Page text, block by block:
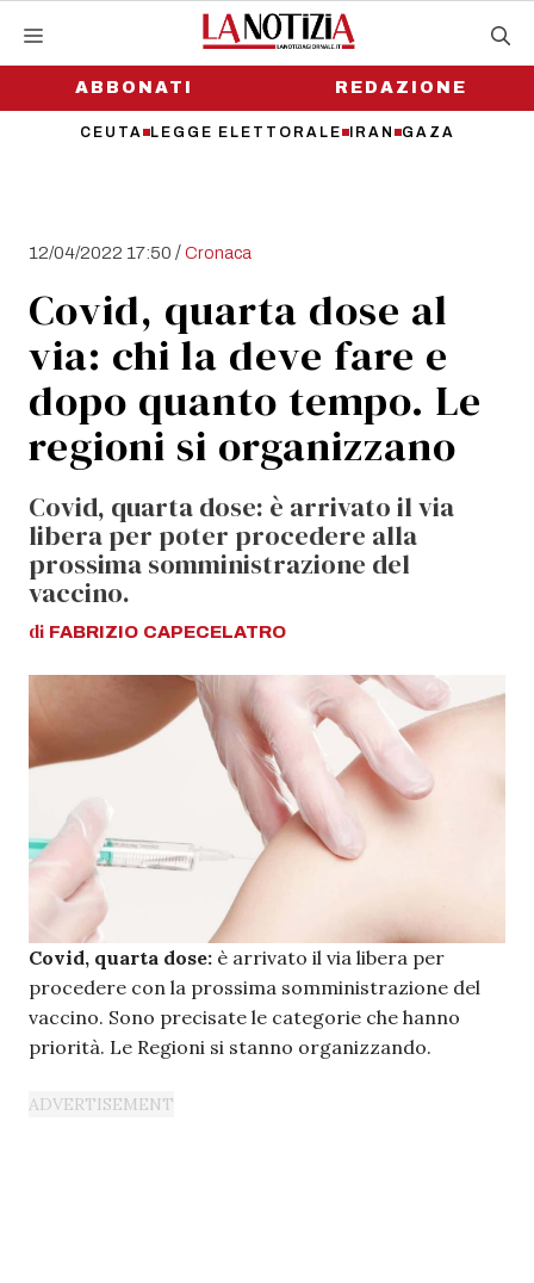
contenutoABBONATI
CEUTA LEGGE ELETTORALE IRAN GAZA
REDAZIONE
12/04/2022 17:50 /Cronaca
Covid, quarta dose al
via: chi la deve fare e
dopo quanto tempo. Le
regioni si organizzano
Covid, quarta dose: è arrivato il via
libera per poter procedere alla
prossima somministrazione del
vaccino.
di FABRIZIO CAPECELATRO
Covid, quarta dose: è arrivato il via libera per
procedere con la prossima somministrazione del
vaccino. Sono precisate le categorie che hanno
priorità. Le Regioni si stanno organizzando.